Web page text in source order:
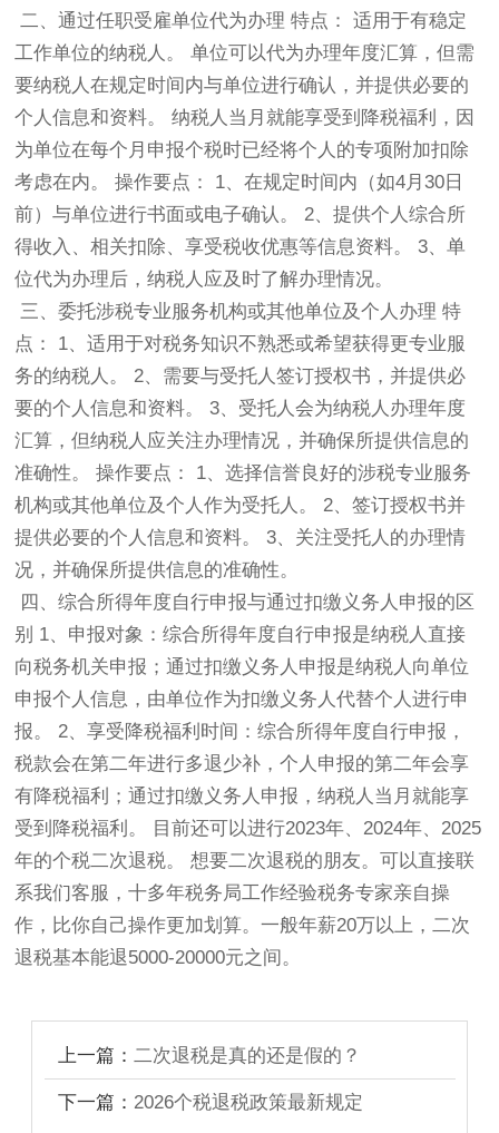
二、通过任职受雇单位代为办理 特点： 适用于有稳定
工作单位的纳税人。 单位可以代为办理年度汇算，但需
要纳税人在规定时间内与单位进行确认，并提供必要的
个人信息和资料。 纳税人当月就能享受到降税福利，因
为单位在每个月申报个税时已经将个人的专项附加扣除
考虑在内。 操作要点： 1、在规定时间内（如4月30日
前）与单位进行书面或电子确认。 2、提供个人综合所
得收入、相关扣除、享受税收优惠等信息资料。 3、单
位代为办理后，纳税人应及时了解办理情况。
三、委托涉税专业服务机构或其他单位及个人办理 特
点： 1、适用于对税务知识不熟悉或希望获得更专业服
务的纳税人。 2、需要与受托人签订授权书，并提供必
要的个人信息和资料。 3、受托人会为纳税人办理年度
汇算，但纳税人应关注办理情况，并确保所提供信息的
准确性。 操作要点： 1、选择信誉良好的涉税专业服务
机构或其他单位及个人作为受托人。 2、签订授权书并
提供必要的个人信息和资料。 3、关注受托人的办理情
况，并确保所提供信息的准确性。
四、综合所得年度自行申报与通过扣缴义务人申报的区
别 1、申报对象：综合所得年度自行申报是纳税人直接
向税务机关申报；通过扣缴义务人申报是纳税人向单位
申报个人信息，由单位作为扣缴义务人代替个人进行申
报。 2、享受降税福利时间：综合所得年度自行申报，
税款会在第二年进行多退少补，个人申报的第二年会享
有降税福利；通过扣缴义务人申报，纳税人当月就能享
受到降税福利。 目前还可以进行2023年、2024年、2025
年的个税二次退税。 想要二次退税的朋友。可以直接联
系我们客服，十多年税务局工作经验税务专家亲自操
作，比你自己操作更加划算。一般年薪20万以上，二次
退税基本能退5000-20000元之间。
上一篇：二次退税是真的还是假的？
下一篇： 2026个税退税政策最新规定